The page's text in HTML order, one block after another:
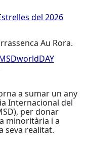
del 2026
del 2026
Au Rora.
(Dèficit
a sumar un any
Internacional del
per donar
minoritària i a
seva realitat.